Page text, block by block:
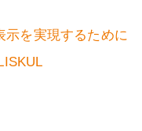
示を実現するために